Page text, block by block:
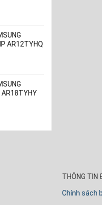
AR12TYHQ
AR18TYHY
THÔNG TIN
Chính sách